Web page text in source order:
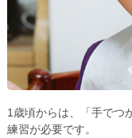
1歳頃からは、「手でつ
練習が必要です。